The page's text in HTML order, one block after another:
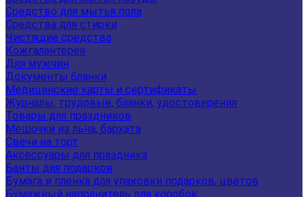
Средство для мытья пола
Средства для стирки
Чистящие средства
Кожгалантерея
Для мужчин
Документы бланки
Медицинские карты и сертификаты
Журналы, трудовые, бланки, удостоверения
Товары для праздников
Мешочки из льна, бархата
Свечи на торт
Аксессуары для праздника
Банты для подарков
Бумага и пленка для упаковки подарков, цветов
Бумажный наполнитель для коробок